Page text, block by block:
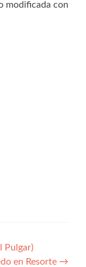
modificada con
Pulgar)
en Resorte →